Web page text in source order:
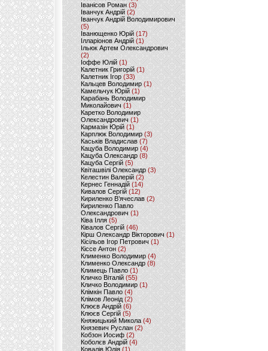
Іванісов Роман (3)
Іванчук Андрій(2)
Іванчук Андрій Володимирович
(5)
Іванющенко Юрій (17)
Ілларіонов Андрій (1)
Ільюк Артем Олександрович
(2)
Іоффе Юлій (1)
Калетник Григорій(1)
Калетник Ігор (33)
Кальцев Володимир(1)
Камельчук Юрій (1)
Карабань Володимир
Миколайович (1)
Каретко Володимир
Олександрович (1)
Кармазін Юрій(1)
Карплюк Володимир(3)
Каськів Владислав (7)
Кацуба Володимир (4)
Кацуба Олександр (8)
Кацуба Сергій (5)
Квіташвілі Олександр(3)
Келестин Валерій(2)
Кернес Геннадій (14)
Кивалов Сергій (12)
Кириленко В’ячеслав (2)
Кириленко Павло
Олександрович (1)
Ківа Ілля (5)
Ківалов Сергій(46)
Кірш Олександр Вікторович (1)
Кісільов Ігор Петрович (1)
Кіссе Антон (2)
Клименко Володимир(4)
Клименко Олександр (8)
Климець Павло (1)
Кличко Віталій(55)
Кличко Володимир (1)
Клімкін Павло (4)
Клімов Леонід(2)
Клюєв Андрій(6)
Клюєв Сергій (5)
Княжицький Микола(4)
Князевич Руслан (2)
Кобзон Иосиф(2)
Коболєв Андрій (4)
Ковалів Юлія(1)